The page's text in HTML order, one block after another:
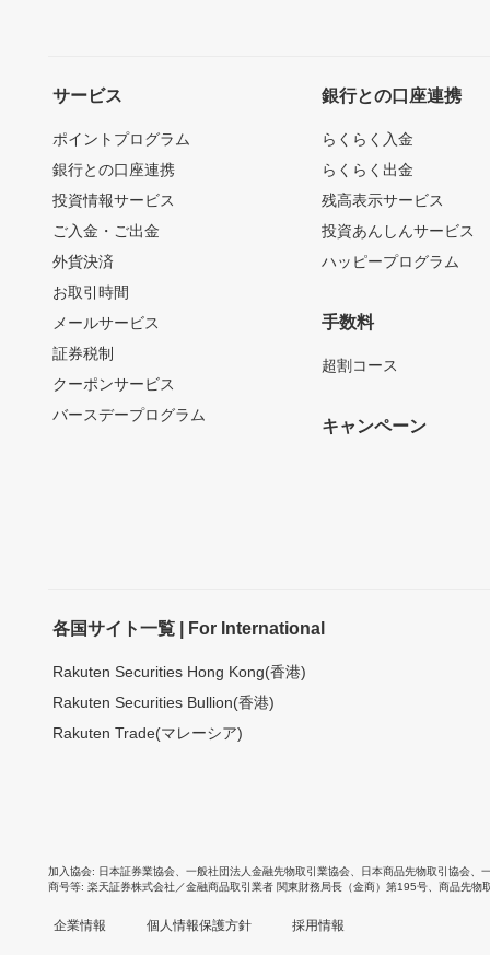
サービス
ポイントプログラム
銀行との口座連携
投資情報サービス
ご入金・ご出金
外貨決済
お取引時間
メールサービス
証券税制
クーポンサービス
バースデープログラム
銀行との口座連携
らくらく入金
らくらく出金
残高表示サービス
投資あんしんサービス
ハッピープログラム
手数料
超割コース
キャンペーン
各国サイト一覧 | For International
Rakuten Securities Hong Kong(香港)
Rakuten Securities Bullion(香港)
Rakuten Trade(マレーシア)
加入協会 日本証券業協会 一般社団法人金融先物取引業協会 日本商品先物取引協会
商号等 楽天証券株式会社／金融商品取引業者 関東財務局長（金商）第195号、商品先物
企業情報 個人情報保護方針 採用情報